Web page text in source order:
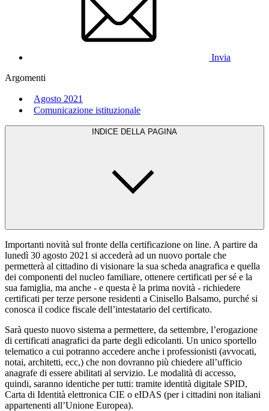
Invia
Argomenti
Agosto 2021
Comunicazione istituzionale
INDICE DELLA PAGINA
Importanti novità sul fronte della certificazione on line. A partire da
lunedì 30 agosto 2021 si accederà ad un nuovo portale che
permetterà al cittadino di visionare la sua scheda anagrafica e quella
dei componenti del nucleo familiare, ottenere certificati per sé e la
sua famiglia, ma anche - e questa è la prima novità - richiedere
certificati per terze persone residenti a Cinisello Balsamo, purché si
conosca il codice fiscale dell’intestatario del certificato.
Sarà questo nuovo sistema a permettere, da settembre, l’erogazione
di certificati anagrafici da parte degli edicolanti. Un unico sportello
telematico a cui potranno accedere anche i professionisti (avvocati,
notai, architetti, ecc,) che non dovranno più chiedere all’ufficio
anagrafe di essere abilitati al servizio. Le modalità di accesso,
quindi, saranno identiche per tutti: tramite identità digitale SPID,
Carta di Identità elettronica CIE o eIDAS (per i cittadini non italiani
appartenenti all’Unione Europea).